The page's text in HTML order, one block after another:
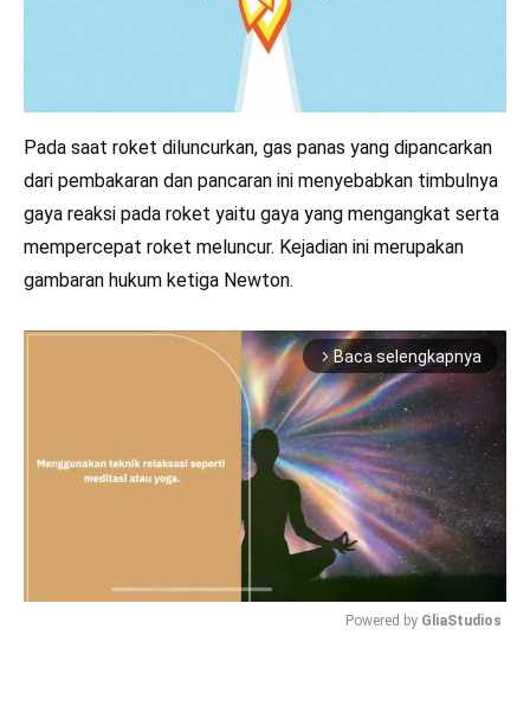
Pada saat roket diluncurkan, gas panas yang dipancarkan
dari pembakaran dan pancaran ini menyebabkan timbulnya
gaya reaksi pada roket yaitu gaya yang mengangkat serta
mempercepat roket meluncur. Kejadian ini merupakan
gambaran hukum ketiga Newton.
arrow_forward_ios Baca selengkapnya
Powered by GliaStudios